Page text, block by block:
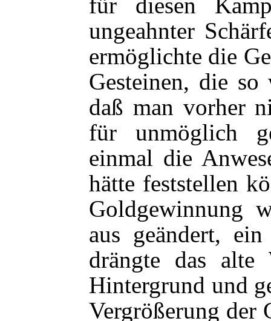
ungeahnter
ermöglichte die
Gesteinen, die
daß man vorher
für unmöglich
einmal die
hätte feststellen
Goldgewinnung
aus geändert,
drängte das alte
Hintergrund und
Vergrößerung der